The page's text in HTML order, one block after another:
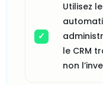
Utilisez
le CRM
non